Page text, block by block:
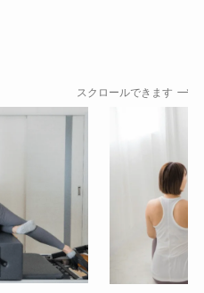
スクロールできます